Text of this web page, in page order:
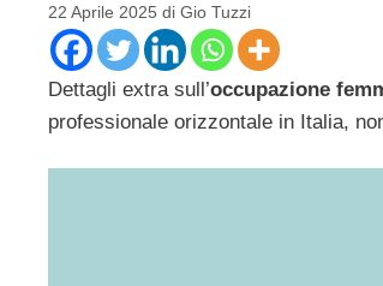
22 Aprile 2025 di Gio Tuzzi
Dettagli extra sull’occupazione
professionale orizzontale in Italia,